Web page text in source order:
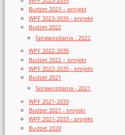
Budżet 2023 – projekt
WPF 2023-2035 - projekt
Budżet 2022
Sprawozdania - 2022
WPF 2022-2035
Budżet 2022 – projekt
WPF 2022-2035 - projekt
Budżet 2021
Sprawozdania - 2021
WPF 2021-2033
Budżet 2021 - projekt
WPF 2021-2033 - projekt
Budżet 2020